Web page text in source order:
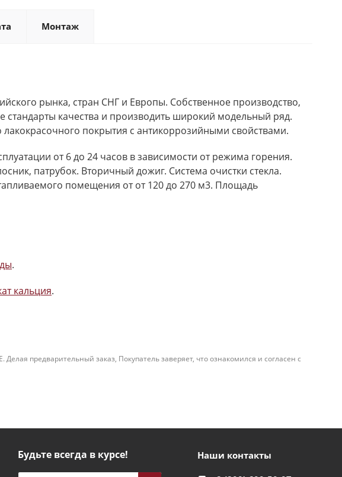
Монтаж
рынка, стран СНГ и Европы. Собственное производство,
качества и производить широкий модельный ряд.
покрытия с антикоррозийными свойствами.
от 6 до 24 часов в зависимости от режима горения.
патрубок. Вторичный дожиг. Система очистки стекла.
помещения от от 120 до 270 м3. Площадь
.
кальция.
предварительный заказ, Покупатель заверяет, что ознакомился и согласен с
Будьте всегда в курсе! Наши контакты